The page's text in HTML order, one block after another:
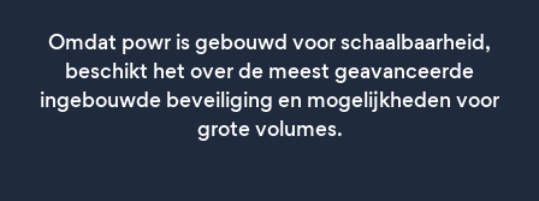
Omdat powr is gebouwd voor schaalbaarheid,
beschikt het over de meest geavanceerde
ingebouwde beveiliging en mogelijkheden voor
grote volumes.